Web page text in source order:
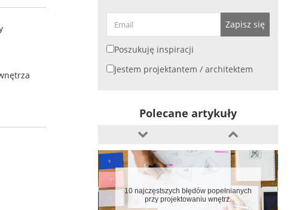
Zapisz się
Poszukuję inspiracji
Jestem projektantem / architektem
Polecane artykuły
10 najczęstszych błędów popełnianych
przy projektowaniu wnętrz.